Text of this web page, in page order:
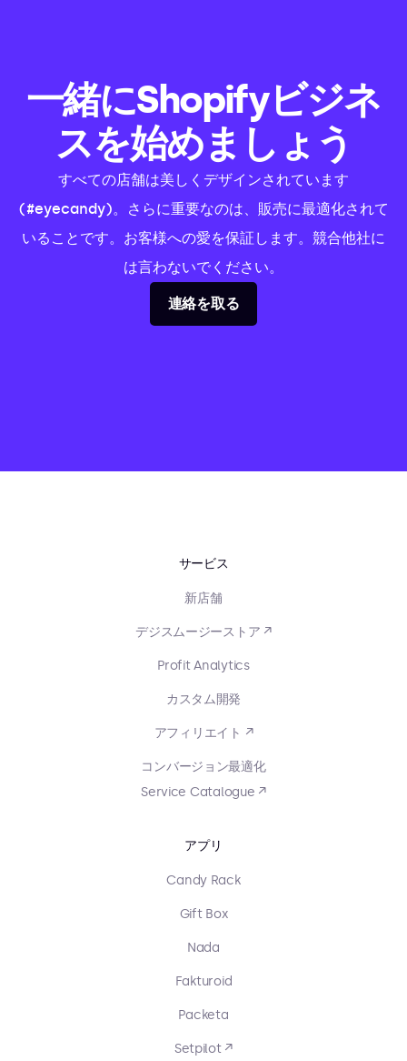
一緒にShopifyビジネ
スを始めましょう
すべての店舗は美しくデザインされています
(#eyecandy)。さらに重要なのは、販売に最適化されて
いることです。お客様への愛を保証します。競合他社に
は言わないでください。
連絡を取る
サービス
新店舗
デジスムージーストア ↗
Profit Analytics
カスタム開発
アフィリエイト ↗
コンバージョン最適化
Service Catalogue ↗
アプリ
Candy Rack
Gift Box
Nada
Fakturoid
Packeta
Setpilot ↗